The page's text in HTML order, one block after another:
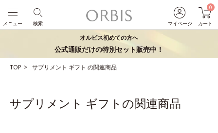
マイページ
0
カート
検索
メニュー
オルビス初めての方へ
公式通販だけの特別セット販売中！
TOP サプリメント ギフト の関連商品
サプリメント ギフトの関連商品